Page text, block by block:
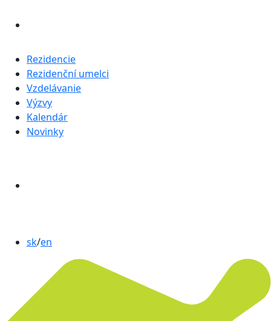
Rezidencie
Rezidenční umelci
Vzdelávanie
Výzvy
Kalendár
Novinky
sk/en